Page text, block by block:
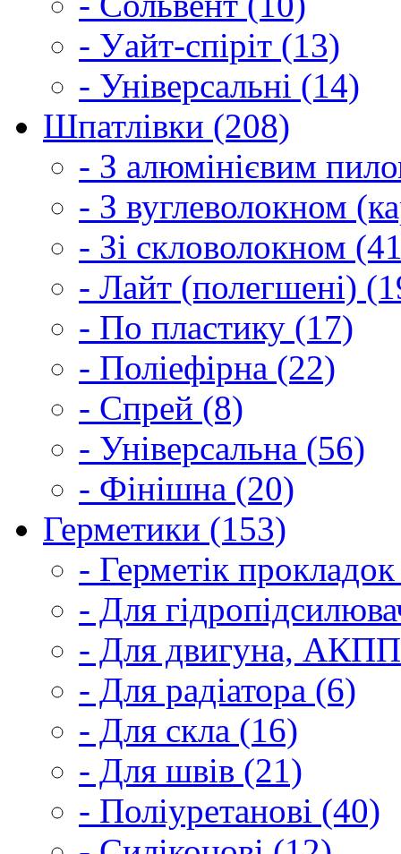
- Уайт-спіріт (13)
- Універсальні (14)
Шпатлівки (208)
- З алюмінієвим
- З вуглеволокном
- Зі скловолокном
- Лайт (полегшені)
- По пластику (17)
- Поліефірна (22)
- Спрей (8)
- Універсальна (56)
- Фінішна (20)
Герметики (153)
- Герметік
- Для
- Для двигуна,
- Для радіатора (6)
- Для скла (16)
- Для швів (21)
- Поліуретанові (40)